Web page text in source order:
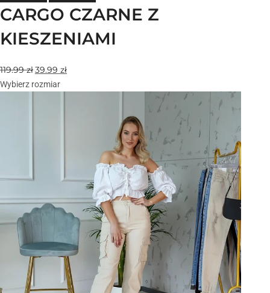
CARGO CZARNE Z
KIESZENIAMI
119.99zł39.99 zł
Wybierz rozmiar